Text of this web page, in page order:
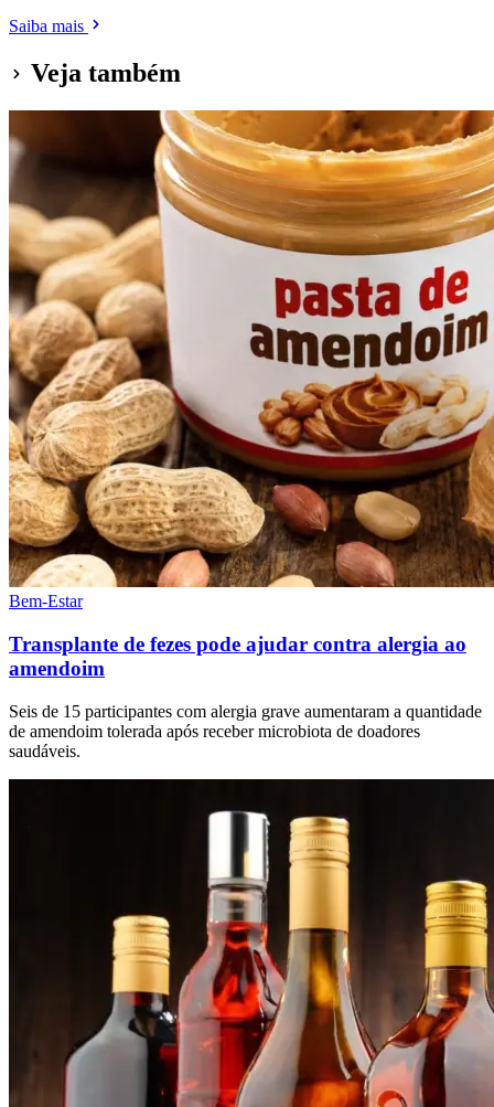
Saiba mais
Veja também
Bem-Estar
Transplante de fezes pode ajudar contra alergia ao
amendoim
Seis de 15 participantes com alergia grave aumentaram a quantidade
de amendoim tolerada após receber microbiota de doadores
saudáveis.